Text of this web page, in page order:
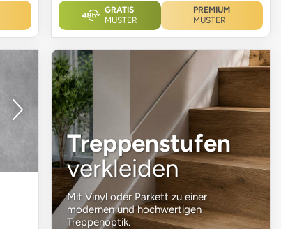
GRATIS
MUSTER
PREMIUM
MUSTER
Treppenstufen
verkleiden
Mit Vinyl oder Parkett zu einer
modernen und hochwertigen
Treppenoptik.